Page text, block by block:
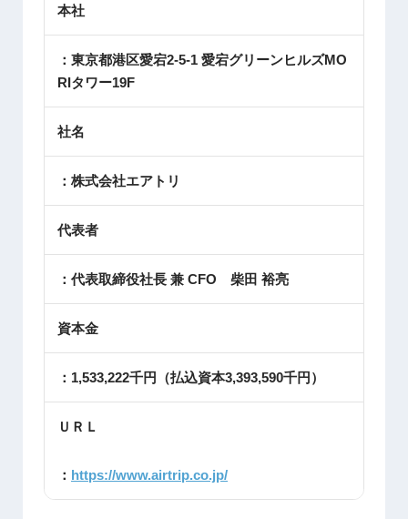
本社
：東京都港区愛宕2-5-1 愛宕グリーンヒルズMO
RIタワー19F
社名
：株式会社エアトリ
代表者
：代表取締役社長 兼 CFO 柴田 裕亮
資本金
：1,533,222千円（払込資本3,393,590千円）
ＵＲＬ
： https://www.airtrip.co.jp/